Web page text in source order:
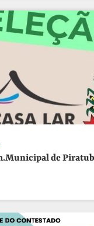
de